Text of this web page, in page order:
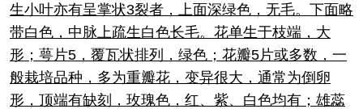
生小叶亦有呈掌状3裂者，上面深绿色，无毛。下面略
带白色，中脉上疏生白色长毛。花单生于枝端，大
形；萼片5，覆瓦状排列，绿色；花瓣5片或多数，一
般栽培品种，多为重瓣花，变异很大，通常为倒卵
形，顶端有缺刻，玫瑰色，红、紫、白色均有；雄蕊